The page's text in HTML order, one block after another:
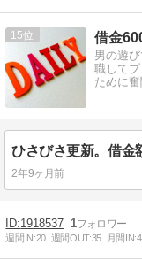
15
男の遊
職して
ために
2年9ヶ月前
1918537 1
週間IN:20 週間OUT:35 月間IN: